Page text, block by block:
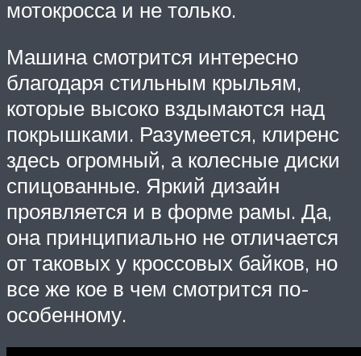
мотокросса и не только.
Машина смотрится интересно
благодаря стильным крыльям,
которые высоко вздымаются над
покрышками. Разумеется, клиренс
здесь огромный, а колесные диски
спицованные. Яркий дизайн
проявляется и в форме рамы. Да,
она принципиально не отличается
от таковых у кроссовых байков, но
все же кое в чем смотрится по-
особенному.